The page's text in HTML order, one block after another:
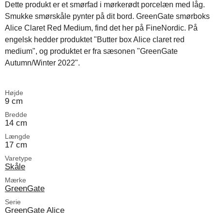
Dette produkt er et smørfad i mørkerødt porcelæn med låg.
Smukke smørskåle pynter på dit bord. GreenGate smørboks
Alice Claret Red Medium, find det her på FineNordic. På
engelsk hedder produktet "Butter box Alice claret red
medium", og produktet er fra sæsonen "GreenGate
Autumn/Winter 2022".
Højde
9 cm
Bredde
14 cm
Længde
17 cm
Varetype
Skåle
Mærke
GreenGate
Serie
GreenGate Alice